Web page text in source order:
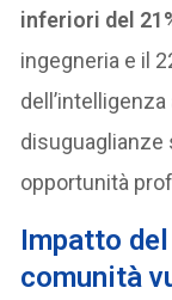
inferiori del
ingegneria e il
disuguaglianze
opportunità
Impatto
comunità